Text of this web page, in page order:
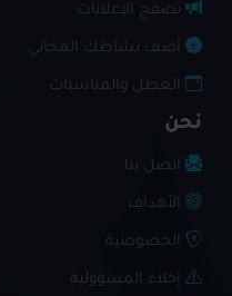
تصفح الإعلانات
أضف نشاطك المجاني
العطل والمناسبات
نحن
اتصل بنا
الأهداف
الخصوصية
إخلاء المسؤولية